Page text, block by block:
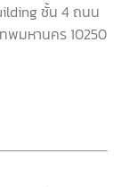
ชั้น 4 ถนน
พมหานคร 10250